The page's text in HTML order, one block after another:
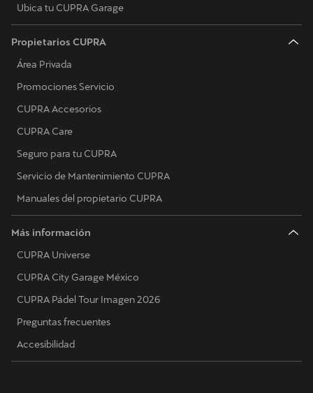
Ubica tu CUPRA Garage
Propietarios CUPRA
Área Privada
Promociones Servicio
CUPRA Accesorios
CUPRA Care
Seguro para tu CUPRA
Servicio de Mantenimiento CUPRA
Manuales del propietario CUPRA
Más información
CUPRA Universe
CUPRA City Garage México
CUPRA Pádel Tour Imagen 2026
Preguntas frecuentes
Accesibilidad